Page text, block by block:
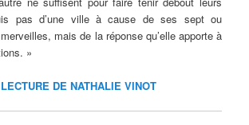
pas d’une ville à cause de ses sept ou
mais de la réponse qu’elle apporte à
»
DE NATHALIE VINOT